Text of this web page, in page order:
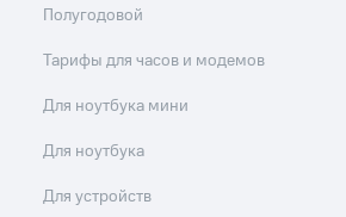
Полугодовой
Тарифы для часов и модемов
Для ноутбука мини
Для ноутбука
Для устройств